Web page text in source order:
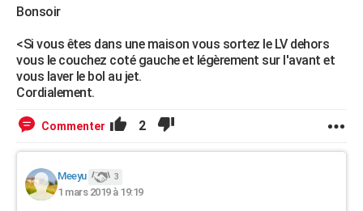
Bonsoir
<Si vous êtes dans une maison vous sortez le LV dehors
vous le couchez coté gauche et légèrement sur l'avant et
vous laver le bol au jet.
Cordialement.
Commenter 2
Meeyu 3
1 mars 2019 à 19:19